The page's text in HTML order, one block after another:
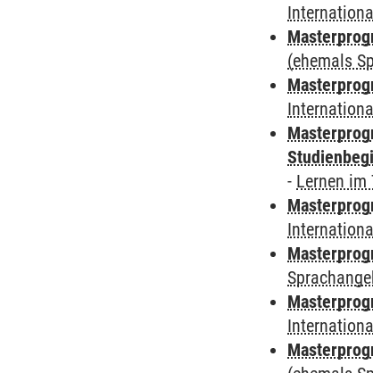
(ehemals
- Lernen im